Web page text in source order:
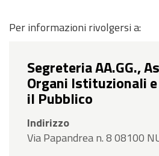
Per informazioni rivolgersi a:
Segreteria AA.GG.,
Organi Istituzionali
il Pubblico
Indirizzo
Via Papandrea n. 8 08100